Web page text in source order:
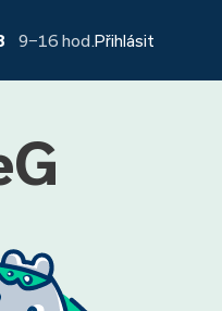
9−16 hod. Přihlásit